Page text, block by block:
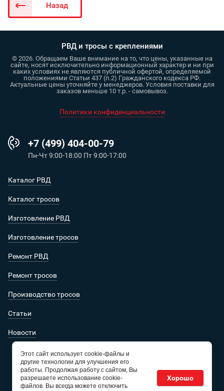
Назад
РВД и тросы с креплениями
© 2026. Обращаем Ваше внимание на то, что цены, указанные на
сайте, носят исключительно информационный характер и ни при
каких условиях не являются публичной офертой, определяемой
положениями Статьи 437 (п.2) Гражданского кодекса РФ.
Актуальные цены уточняйте у менеджеров. Условия поставки для
заказов меньше 10 т.р. - самовывоз.
Политики конфиденциальности
+7 (499) 404-00-79
Пн-Чт 9:00-18:00 Пт 9:00-17:00
Каталог РВД
Каталог тросов
Изготовление РВД
Изготовление тросов
Ремонт РВД
Ремонт тросов
Производство тросов
Статьи
Новости
Этот сайт использует cookie-файлы и
другие технологии для улучшения его
работы. Продолжая работу с сайтом, Вы
разрешаете использование cookie-
файлов. Вы всегда можете отключить
Хорошо